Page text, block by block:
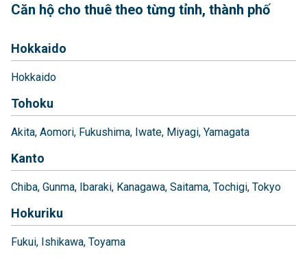
Căn hộ cho thuê theo từng tỉnh, thành phố
Hokkaido
Hokkaido
Tohoku
Akita Aomori Fukushima Iwate Miyagi Yamagata
Kanto
Chiba Gunma Ibaraki Kanagawa Saitama Tochigi Tokyo
Hokuriku
Fukui Ishikawa Toyama